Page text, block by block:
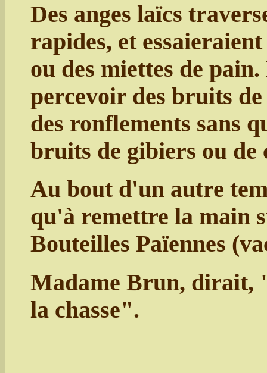
Des anges laïcs
rapides, et
ou des miettes de
percevoir des bruits
des ronflements sans
bruits de gibiers ou de
Au bout d'un autre
qu'à remettre la main
Bouteilles Païennes
Madame Brun, dirait,
la chasse".